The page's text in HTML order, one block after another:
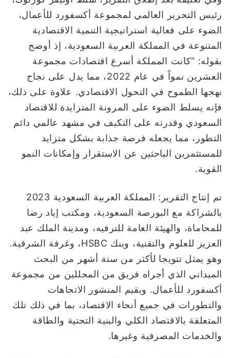
رئيس التحرير العالمي لمجموعة أكسفورد للأعمال،
الضوء على فعالية استراتيجية التنمية الاقتصادية
المتنوعة في المملكة العربية السعودية، إذ أوضح
بقوله: “كانت المملكة أسرع اقتصادات مجموعة
العشرين نمواً في عام 2022، مما يدل على نجاح
نهجها الطموح في التحول الاقتصادي. علاوة على ذلك،
فإنه يسلط الضوء على المرونة المتزايدة للاقتصاد
السعودي وقدرته على التكيف في مشهد عالمي دائم
التطور، مما يجعله فرصة جذابة بشكل متزايد
للمستثمرين الباحثين عن الاستقرار وإمكانات النمو
القوية.
تم إنتاج التقرير: المملكة العربية السعودية 2023
بالشراكة مع البورصة السعودية، ومكتب إياد رضا
للمحاماة، والهيئة العامة للترفيه، ومدينة الملك عبد
العزيز للعلوم والتقنية، وبنك HSBC، وغرفة الشرقية.
وهو يمثل تتويجا لأكثر من ستة أشهر من البحث
الميداني الذي أجراه فريق من المحللين من مجموعة
أكسفورد للأعمال. ويقيم المنشور الاتجاهات
والتطورات في جميع أنحاء الاقتصاد، بما في ذلك تلك
المتعلقة بالاقتصاد الكلي والبنية التحتية والطاقة
والخدمات المصرفية وغيرها.